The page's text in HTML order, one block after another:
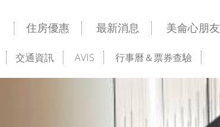
住房優惠 最新消息 美侖心朋友
交通資訊 AVIS 行事曆＆票券查驗